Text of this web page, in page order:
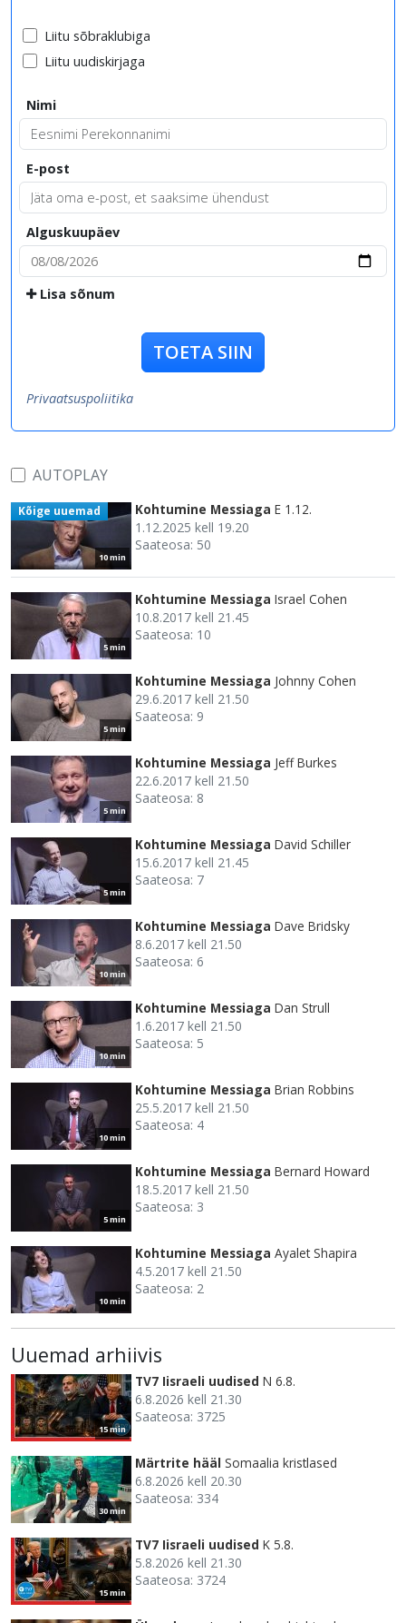
Liitu sõbraklubiga
Liitu uudiskirjaga
Nimi
E-post
Alguskuupäev
Lisa sõnum
TOETA SIIN
Privaatsuspoliitika
AUTOPLAY
10 min
Kõige uuemad Kohtumine Messiaga E 1.12.
1.12.2025 kell 19.20
Saateosa: 50
5 min
Kohtumine Messiaga Israel Cohen
10.8.2017 kell 21.45
Saateosa: 10
5 min
Kohtumine Messiaga Johnny Cohen
29.6.2017 kell 21.50
Saateosa: 9
5 min
Kohtumine Messiaga Jeff Burkes
22.6.2017 kell 21.50
Saateosa: 8
5 min
Kohtumine Messiaga David Schiller
15.6.2017 kell 21.45
Saateosa: 7
10 min
Kohtumine Messiaga Dave Bridsky
8.6.2017 kell 21.50
Saateosa: 6
10 min
Kohtumine Messiaga Dan Strull
1.6.2017 kell 21.50
Saateosa: 5
10 min
Kohtumine Messiaga Brian Robbins
25.5.2017 kell 21.50
Saateosa: 4
5 min
Kohtumine Messiaga Bernard Howard
18.5.2017 kell 21.50
Saateosa: 3
10 min
Kohtumine Messiaga Ayalet Shapira
4.5.2017 kell 21.50
Saateosa: 2
Uuemad arhiivis
15 min
TV7 Iisraeli uudised N 6.8.
6.8.2026 kell 21.30
Saateosa: 3725
30 min
Märtrite hääl Somaalia kristlased
6.8.2026 kell 20.30
Saateosa: 334
15 min
TV7 Iisraeli uudised K 5.8.
5.8.2026 kell 21.30
Saateosa: 3724